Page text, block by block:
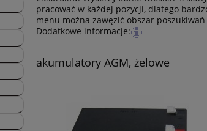
pracować w każdej pozycji, dlatego
menu można zawęzić obszar
Dodatkowe informacje:
akumulatory AGM, żelowe